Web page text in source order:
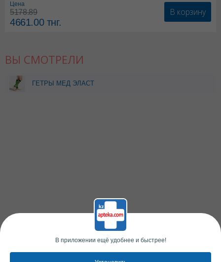
Цена
5178.89
4661.00тнг.
В корзину
ВЫ СМОТРЕЛИ
ГЕТРЫ МЕД ЭЛАСТ
В приложении ещё удобнее и быстрее!